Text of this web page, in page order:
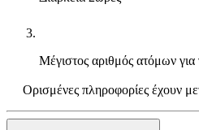
Μέγιστος αριθμός ατόμων
Ορισμένες πληροφορίες έχουν